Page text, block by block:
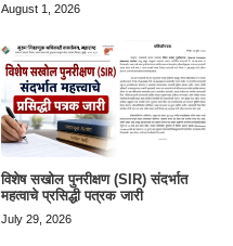
August 1, 2026
विशेष सखोल पुनरीक्षण (SIR) संदर्भात
महत्वाचे प्रसिद्धी पत्रक जारी
July 29, 2026